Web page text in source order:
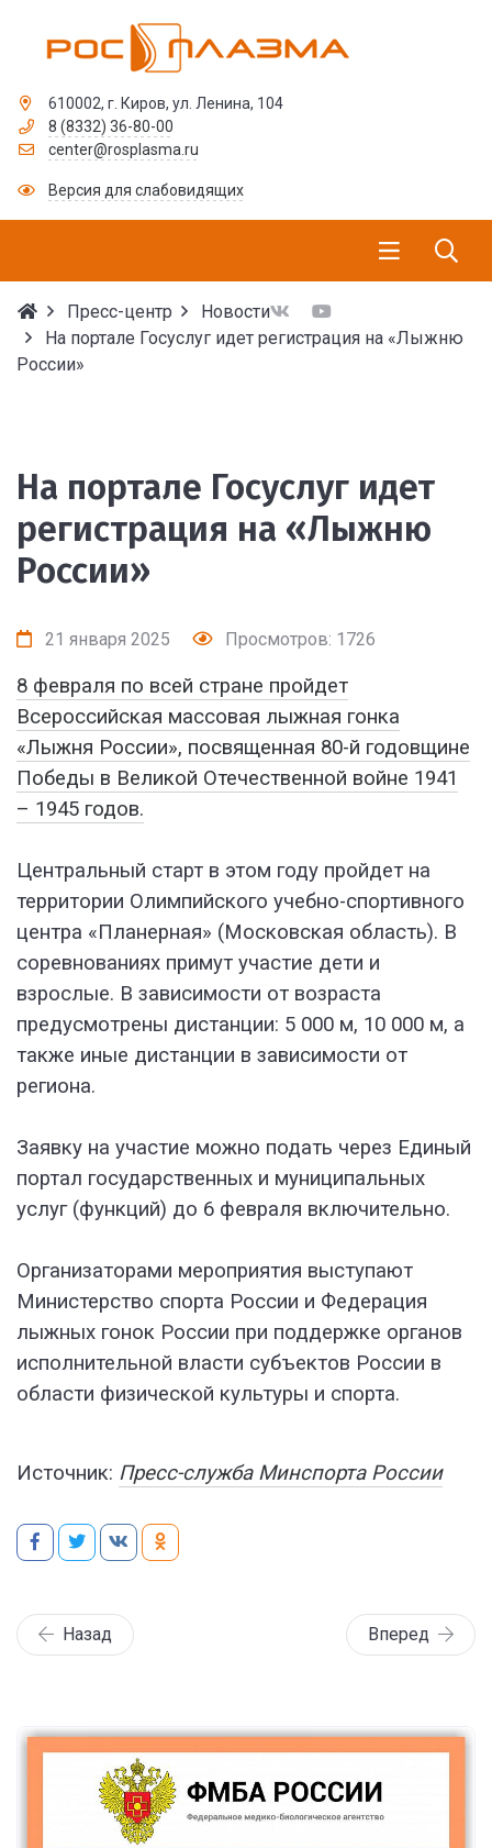
610002, г. Киров, ул. Ленина, 104
8 (8332) 36-80-00
center@rosplasma.ru
Версия для слабовидящих
Пресс-центр
Новости
На портале Госуслуг идет регистрация на «Лыжню
России»
На портале Госуслуг идет
регистрация на «Лыжню
России»
21 января 2025 Просмотров: 1726
8 февраля по всей стране пройдет
Всероссийская массовая лыжная гонка
«Лыжня России», посвященная 80-й годовщине
Победы в Великой Отечественной войне 1941
– 1945 годов.
Центральный старт в этом году пройдет на
территории Олимпийского учебно-спортивного
центра «Планерная» (Московская область). В
соревнованиях примут участие дети и
взрослые. В зависимости от возраста
предусмотрены дистанции: 5 000 м, 10 000 м, а
также иные дистанции в зависимости от
региона.
Заявку на участие можно подать через Единый
портал государственных и муниципальных
услуг (функций) до 6 февраля включительно.
Организаторами мероприятия выступают
Министерство спорта России и Федерация
лыжных гонок России при поддержке органов
исполнительной власти субъектов России в
области физической культуры и спорта.
Источник: Пресс-служба Минспорта России
Назад Вперед